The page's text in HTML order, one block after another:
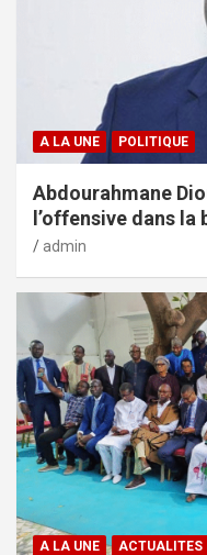
A LA UNE POLITIQUE
Abdourahmane
l’offensive dans
admin
A LA UNE ACTUALITES